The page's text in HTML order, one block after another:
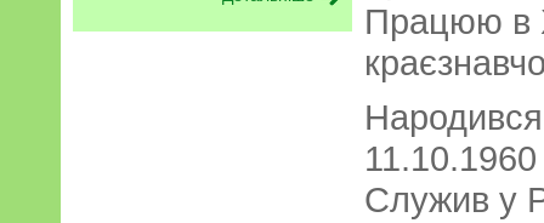
Працюю в
Народився
Служив у